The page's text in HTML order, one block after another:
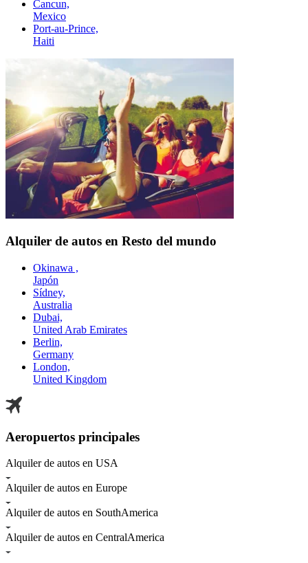
Cancun,
Mexico
Port-au-Prince,
Haiti
Alquiler de autos en Resto del mundo
Okinawa ,
Japón
Sídney,
Australia
Dubai,
United Arab Emirates
Berlin,
Germany
London,
United Kingdom
Aeropuertos principales
Alquiler de autos en USA
Alquiler de autos en Europe
Alquiler de autos en SouthAmerica
Alquiler de autos en CentralAmerica